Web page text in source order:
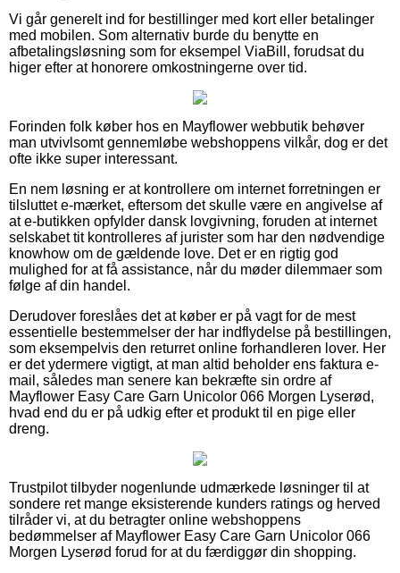
Vi går generelt ind for bestillinger med kort eller betalinger
med mobilen. Som alternativ burde du benytte en
afbetalingsløsning som for eksempel ViaBill, forudsat du
higer efter at honorere omkostningerne over tid.
Forinden folk køber hos en Mayflower webbutik behøver
man utvivlsomt gennemløbe webshoppens vilkår, dog er det
ofte ikke super interessant.
En nem løsning er at kontrollere om internet forretningen er
tilsluttet e-mærket, eftersom det skulle være en angivelse af
at e-butikken opfylder dansk lovgivning, foruden at internet
selskabet tit kontrolleres af jurister som har den nødvendige
knowhow om de gældende love. Det er en rigtig god
mulighed for at få assistance, når du møder dilemmaer som
følge af din handel.
Derudover foreslåes det at køber er på vagt for de mest
essentielle bestemmelser der har indflydelse på bestillingen,
som eksempelvis den returret online forhandleren lover. Her
er det ydermere vigtigt, at man altid beholder ens faktura e-
mail, således man senere kan bekræfte sin ordre af
Mayflower Easy Care Garn Unicolor 066 Morgen Lyserød,
hvad end du er på udkig efter et produkt til en pige eller
dreng.
Trustpilot tilbyder nogenlunde udmærkede løsninger til at
sondere ret mange eksisterende kunders ratings og herved
tilråder vi, at du betragter online webshoppens
bedømmelser af Mayflower Easy Care Garn Unicolor 066
Morgen Lyserød forud for at du færdiggør din shopping.